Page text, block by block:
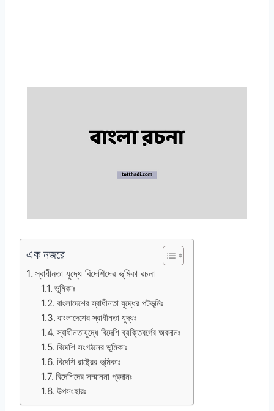
এক নজরে
স্বাধীনতা যুদ্ধে বিদেশিদের ভূমিকা রচনা
ভূমিকাঃ
বাংলাদেশের স্বাধীনতা যুদ্ধের পটভূমিঃ
বাংলাদেশের স্বাধীনতা যুদ্ধঃ
স্বাধীনতাযুদ্ধে বিদেশি ব্যক্তিবর্গের অবদানঃ
বিদেশি সংগঠনের ভূমিকাঃ
বিদেশি রাষ্ট্রের ভূমিকাঃ
বিদেশিদের সম্মাননা প্রদানঃ
উপসংহারঃ